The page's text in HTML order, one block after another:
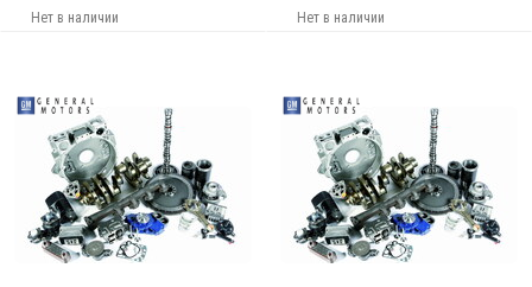
Нет в наличии Нет в наличии